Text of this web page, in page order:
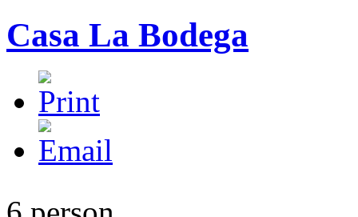
Casa La Bodega